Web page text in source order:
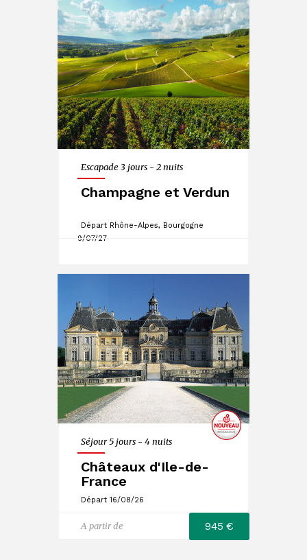
Escapade 3 jours - 2 nuits
Champagne et Verdun
Départ Rhône-Alpes, Bourgogne
9/07/27
Séjour 5 jours - 4 nuits
Châteaux d'Ile-de-
France
Départ 16/08/26
A partir de 945 €